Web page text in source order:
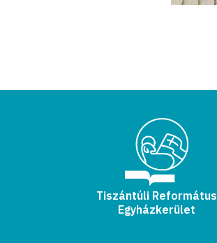
Tiszántúli Református
Egyházkerület